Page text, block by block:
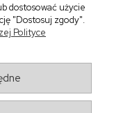
z dekoltem w
299,00 zł
dostosować użycie
"Dostosuj zgody".
Polityce